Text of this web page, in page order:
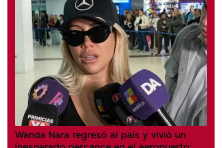
Wanda Nara regresó al país y vivió un